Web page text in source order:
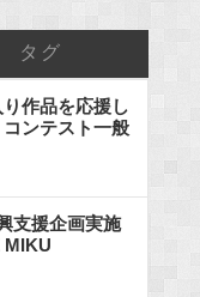
タグ
作品を応援し
ンテスト一般
支援企画実施
MIKU